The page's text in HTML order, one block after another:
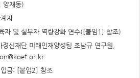
양재동)
자
자 및 실무자 역량강화 연수([붙임1] 참조)
신재단 미래인재양성팀 조남규 연구원,
금: [붙임2] 참조